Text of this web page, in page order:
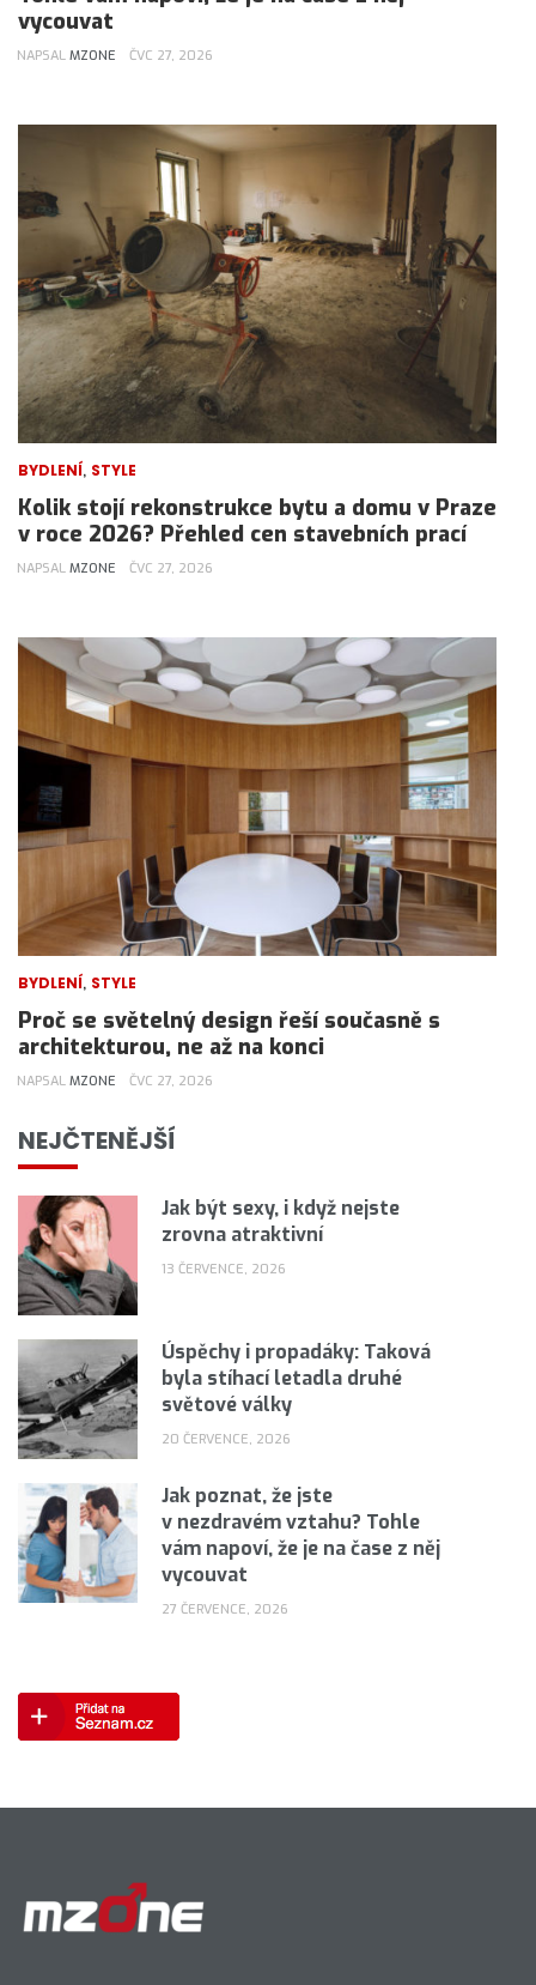
vycouvat
NAPSAL MZONE ČVC 27, 2026
BYDLENÍ, STYLE
Kolik stojí rekonstrukce bytu a domu v Praze
v roce 2026? Přehled cen stavebních prací
NAPSAL MZONE ČVC 27, 2026
BYDLENÍ, STYLE
Proč se světelný design řeší současně s
architekturou, ne až na konci
NAPSAL MZONE ČVC 27, 2026
NEJČTENĚJŠÍ
Jak být sexy, i když nejste
zrovna atraktivní
13 ČERVENCE, 2026
Úspěchy i propadáky: Taková
byla stíhací letadla druhé
světové války
20 ČERVENCE, 2026
Jak poznat, že jste
v nezdravém vztahu? Tohle
vám napoví, že je na čase z něj
vycouvat
27 ČERVENCE, 2026